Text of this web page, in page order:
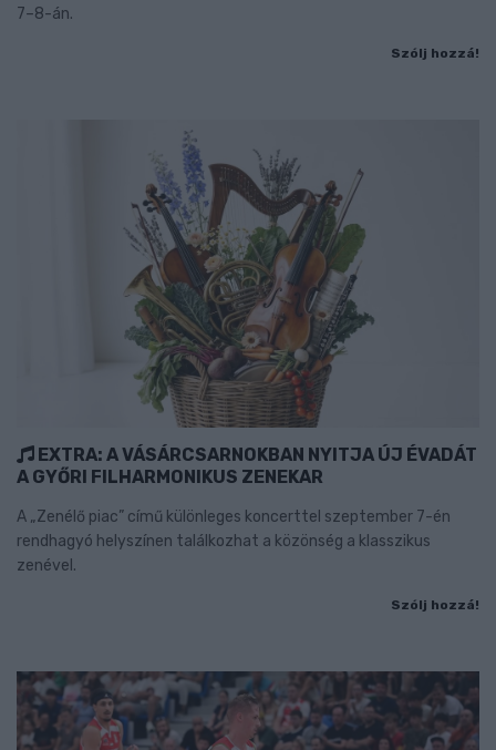
7–8-án.
Szólj hozzá!
EXTRA: A VÁSÁRCSARNOKBAN NYITJA ÚJ ÉVADÁT
A GYŐRI FILHARMONIKUS ZENEKAR
A „Zenélő piac” című különleges koncerttel szeptember 7-én
rendhagyó helyszínen találkozhat a közönség a klasszikus
zenével.
Szólj hozzá!